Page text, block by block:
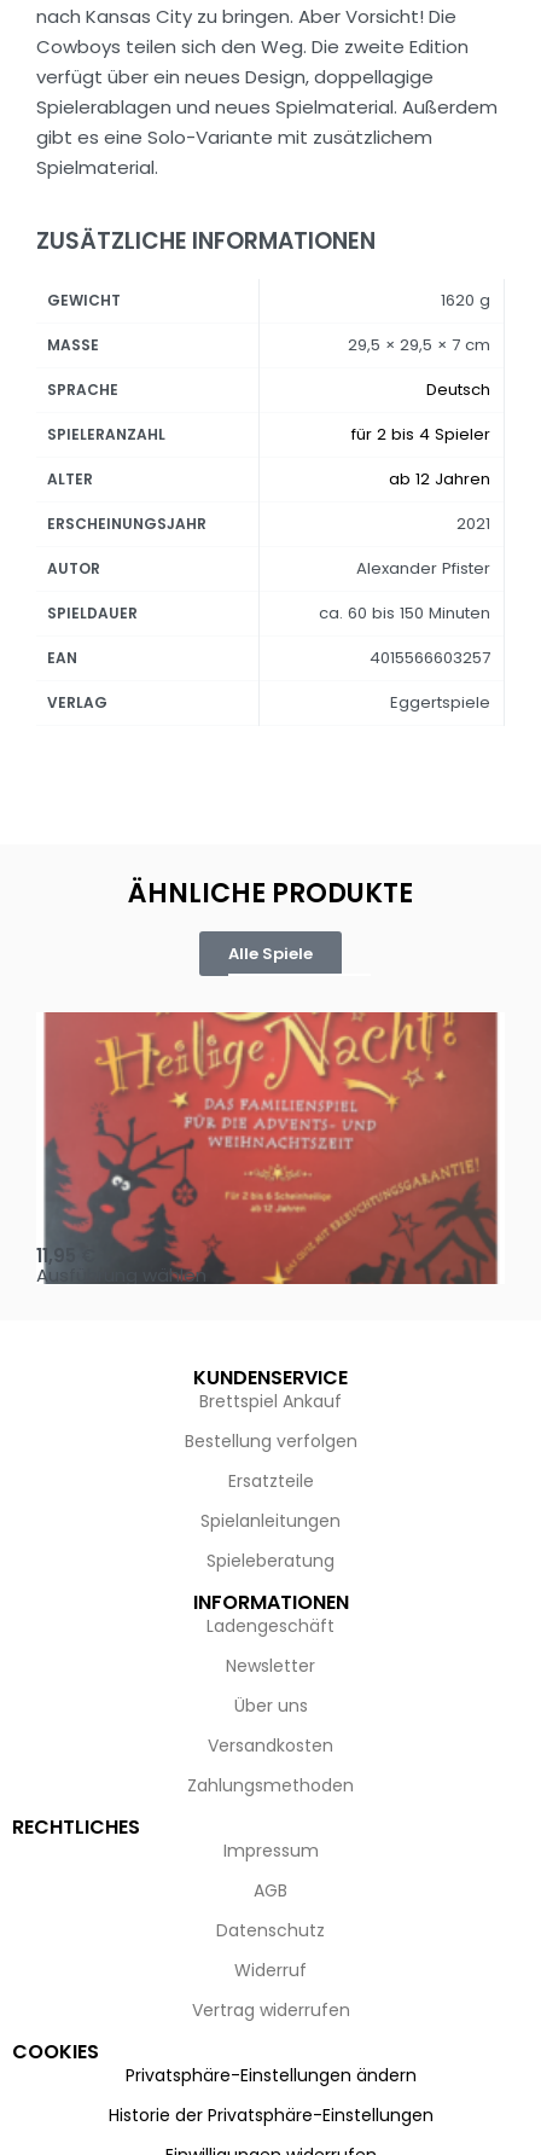
nach Kansas City zu bringen. Aber Vorsicht! Die
Cowboys teilen sich den Weg. Die zweite Edition
verfügt über ein neues Design, doppellagige
Spielerablagen und neues Spielmaterial. Außerdem
gibt es eine Solo-Variante mit zusätzlichem
Spielmaterial.
ZUSÄTZLICHE INFORMATIONEN
GEWICHT 1620 g
MASSE 29,5 × 29,5 × 7 cm
SPRACHE Deutsch
SPIELERANZAHL für 2 bis 4 Spieler
ALTER ab 12 Jahren
ERSCHEINUNGSJAHR 2021
AUTOR Alexander Pfister
SPIELDAUER ca. 60 bis 150 Minuten
EAN 4015566603257
VERLAG Eggertspiele
ÄHNLICHE PRODUKTE
Alle Spiele
Oh, heilige Nacht!
11,95
Ausführung wählen
KUNDENSERVICE
Brettspiel Ankauf
Bestellung verfolgen
Ersatzteile
Spielanleitungen
Spieleberatung
INFORMATIONEN
Ladengeschäft
Newsletter
Über uns
Versandkosten
Zahlungsmethoden
RECHTLICHES
Impressum
AGB
Datenschutz
Widerruf
Vertrag widerrufen
COOKIES
Privatsphäre-Einstellungen ändern
Historie der Privatsphäre-Einstellungen